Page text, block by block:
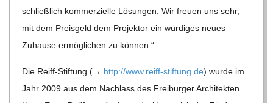
C
H
U
schließ­lich kom­mer­zi­elle Lösun­gen. Wir freuen uns sehr,
mit dem Preis­geld dem Pro­jek­tor ein wür­di­ges neues
Zuhause ermög­li­chen zu können.“
Die Reiff-Stif­tung (→ http://​www​.reiff​-stif​tung​.de) wurde im
Jahr 2009 aus dem Nach­lass des Frei­bur­ger Archi­tek­ten